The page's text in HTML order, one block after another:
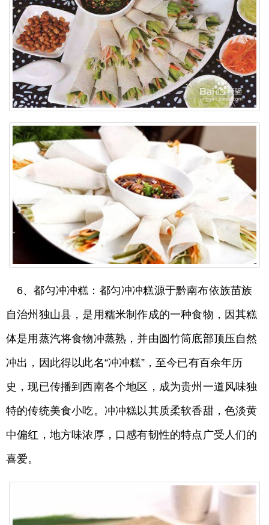
6、都匀冲冲糕：都匀冲冲糕源于黔南布依族苗族
自治州独山县，是用糯米制作成的一种食物，因其糕
体是用蒸汽将食物冲蒸熟，并由圆竹筒底部顶压自然
冲出，因此得以此名“冲冲糕”，至今已有百余年历
史，现已传播到西南各个地区，成为贵州一道风味独
特的传统美食小吃。冲冲糕以其质柔软香甜，色淡黄
中偏红，地方味浓厚，口感有韧性的特点广受人们的
喜爱。